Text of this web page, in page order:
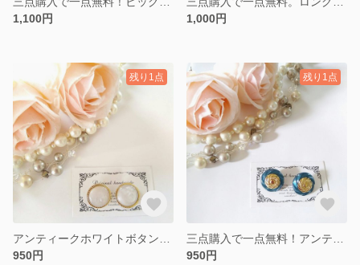
1,100円
1,000円
残り1点
950円
残り1点
950円